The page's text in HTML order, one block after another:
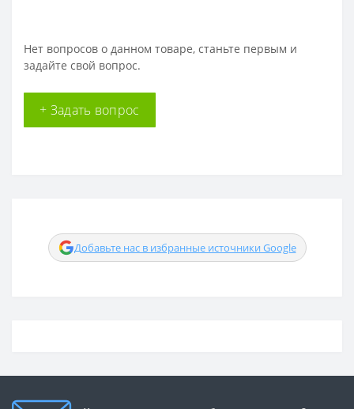
Нет вопросов о данном товаре, станьте первым и
задайте свой вопрос.
+ Задать вопрос
Добавьте нас в избранные источники Google